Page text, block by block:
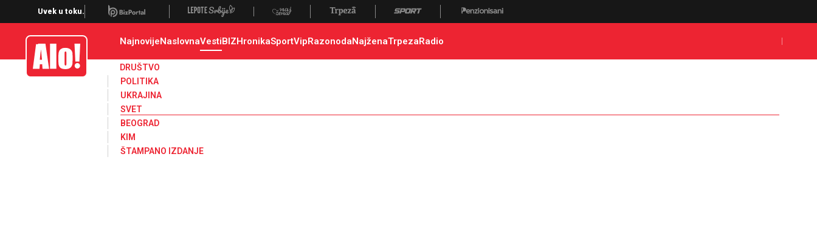
Svet, Ruske vesti, Planeta, Region
Uvek u toku.
Alo NajnovijeNaslovnaVestiBIZHronikaSportVipRazonodaNajženaTrpezaRadio
DRUŠTVO
POLITIKA
UKRAJINA
SVET
BEOGRAD
KIM
ŠTAMPANO IZDANJE